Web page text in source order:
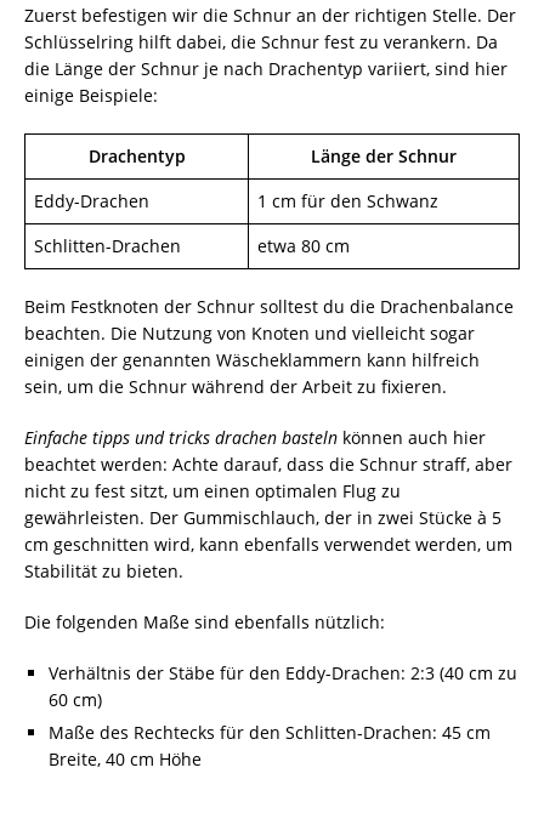
Zuerst befestigen wir die Schnur an der richtigen Stelle. Der
Schlüsselring hilft dabei, die Schnur fest zu verankern. Da
die Länge der Schnur je nach Drachentyp variiert, sind hier
einige Beispiele:
Drachentyp
Länge der Schnur
Eddy-Drachen
1 cm für den Schwanz
Schlitten-Drachen
etwa 80 cm
Beim Festknoten der Schnur solltest du die Drachenbalance
beachten. Die Nutzung von Knoten und vielleicht sogar
einigen der genannten Wäscheklammern kann hilfreich
sein, um die Schnur während der Arbeit zu fixieren.
Einfache tipps und tricks drachen basteln können auch hier
beachtet werden: Achte darauf, dass die Schnur straff, aber
nicht zu fest sitzt, um einen optimalen Flug zu
gewährleisten. Der Gummischlauch, der in zwei Stücke à 5
cm geschnitten wird, kann ebenfalls verwendet werden, um
Stabilität zu bieten.
Die folgenden Maße sind ebenfalls nützlich:
Verhältnis der Stäbe für den Eddy-Drachen: 2:3 (40 cm zu
60 cm)
Maße des Rechtecks für den Schlitten-Drachen: 45 cm
Breite, 40 cm Höhe